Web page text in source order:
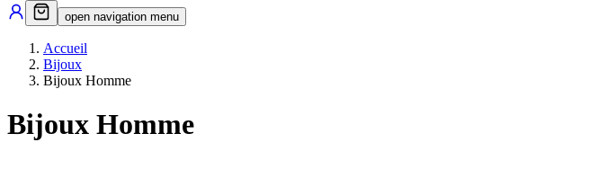
open navigation menu
Accueil
Bijoux
Bijoux Homme
Bijoux Homme